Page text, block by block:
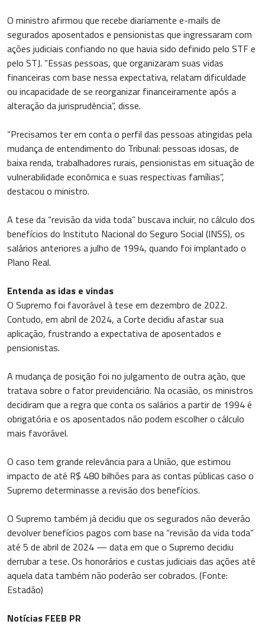
O ministro afirmou que recebe diariamente e-mails de
segurados aposentados e pensionistas que ingressaram com
ações judiciais confiando no que havia sido definido pelo STF e
pelo STJ. “Essas pessoas, que organizaram suas vidas
financeiras com base nessa expectativa, relatam dificuldade
ou incapacidade de se reorganizar financeiramente após a
alteração da jurisprudência”, disse.
“Precisamos ter em conta o perfil das pessoas atingidas pela
mudança de entendimento do Tribunal: pessoas idosas, de
baixa renda, trabalhadores rurais, pensionistas em situação de
vulnerabilidade econômica e suas respectivas famílias”,
destacou o ministro.
A tese da “revisão da vida toda” buscava incluir, no cálculo dos
benefícios do Instituto Nacional do Seguro Social (INSS), os
salários anteriores a julho de 1994, quando foi implantado o
Plano Real.
Entenda as idas e vindas
O Supremo foi favorável à tese em dezembro de 2022.
Contudo, em abril de 2024, a Corte decidiu afastar sua
aplicação, frustrando a expectativa de aposentados e
pensionistas.
A mudança de posição foi no julgamento de outra ação, que
tratava sobre o fator previdenciário. Na ocasião, os ministros
decidiram que a regra que conta os salários a partir de 1994 é
obrigatória e os aposentados não podem escolher o cálculo
mais favorável.
O caso tem grande relevância para a União, que estimou
impacto de até R$ 480 bilhões para as contas públicas caso o
Supremo determinasse a revisão dos benefícios.
O Supremo também já decidiu que os segurados não deverão
devolver benefícios pagos com base na “revisão da vida toda”
até 5 de abril de 2024 — data em que o Supremo decidiu
derrubar a tese. Os honorários e custas judiciais das ações até
aquela data também não poderão ser cobrados. (Fonte:
Estadão)
Notícias FEEB PR